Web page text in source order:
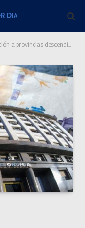
un 43,8% interanual en mayo